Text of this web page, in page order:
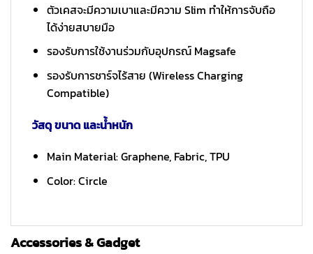
ตัวเคสจะมีความเบาและมีความ Slim ทำให้การจับถือ
ได้ง่ายสบายมือ
รองรับการใช้งานร่วมกับอุปกรณ์ Magsafe
รองรับการชาร์จไร้สาย (Wireless Charging
Compatible)
วัสดุ ขนาด และน้ำหนัก
Main Material: Graphene, Fabric, TPU
Color: Circle
Accessories & Gadget